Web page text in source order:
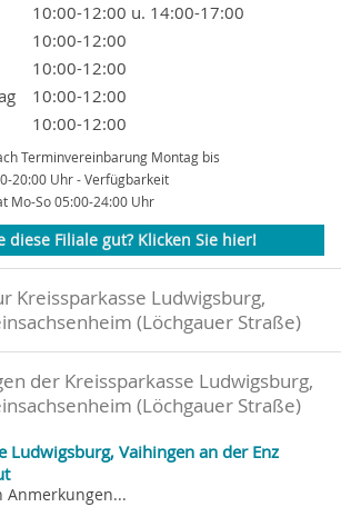
10:00-12:00 u. 14:00-17:00
10:00-12:00
10:00-12:00
10:00-12:00
10:00-12:00
Terminvereinbarung Montag bis
20:00 Uhr - Verfügbarkeit
Mo-So 05:00-24:00 Uhr
diese Filiale gut? Klicken Sie hier!
Kreissparkasse Ludwigsburg,
(Löchgauer Straße)
der Kreissparkasse Ludwigsburg,
(Löchgauer Straße)
Ludwigsburg, Vaihingen an der Enz
Anmerkungen...